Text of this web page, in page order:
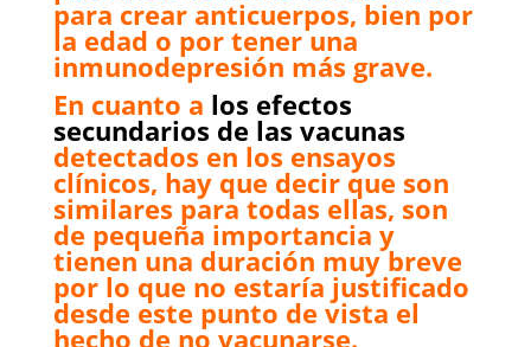
para crear anticuerpos, bien por
la edad o por tener una
inmunodepresión más grave.
En cuanto a los efectos
secundarios de las vacunas
detectados en los ensayos
clínicos, hay que decir que son
similares para todas ellas, son
de pequeña importancia y
tienen una duración muy breve
por lo que no estaría justificado
desde este punto de vista el
hecho de no vacunarse.